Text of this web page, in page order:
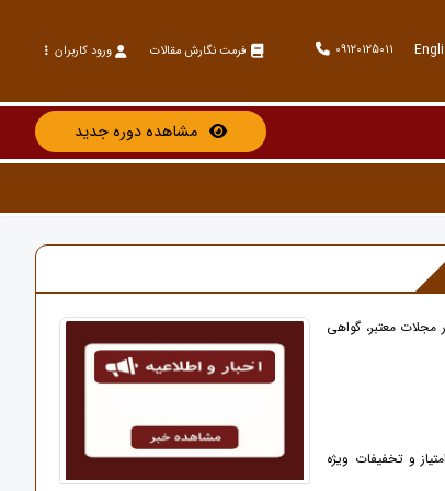
09120125011 فرمت نگارش مقالات ورود کاربران
مشاهده دوره جدید
مجلات معتبر، گواهی
و تخفیفات ویژه